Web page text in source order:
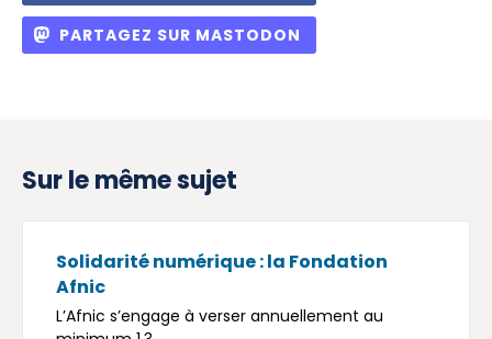
PARTAGEZ SUR MASTODON
Sur le même sujet
Solidarité numérique : la Fondation
Afnic
L’Afnic s’engage à verser annuellement au